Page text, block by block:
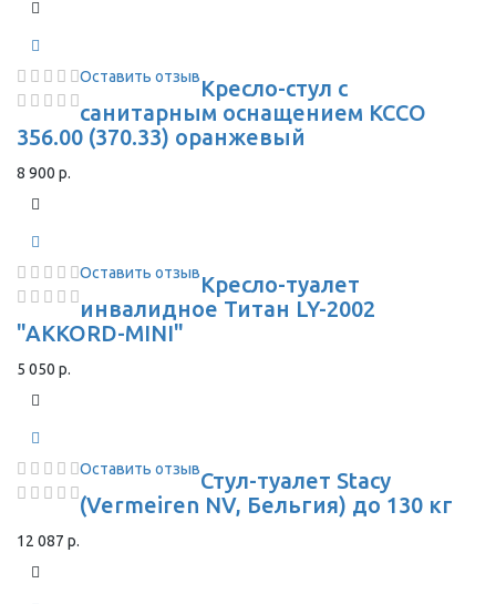
Оставить отзывКресло-стул с
санитарным оснащением КССО
356.00 (370.33) оранжевый
8 900 р.
Оставить отзывКресло-туалет
инвалидное Титан LY-2002
"AKKORD-MINI"
5 050 р.
Оставить отзывСтул-туалет Stacy
(Vermeiren NV, Бельгия) до 130 кг
12 087 р.